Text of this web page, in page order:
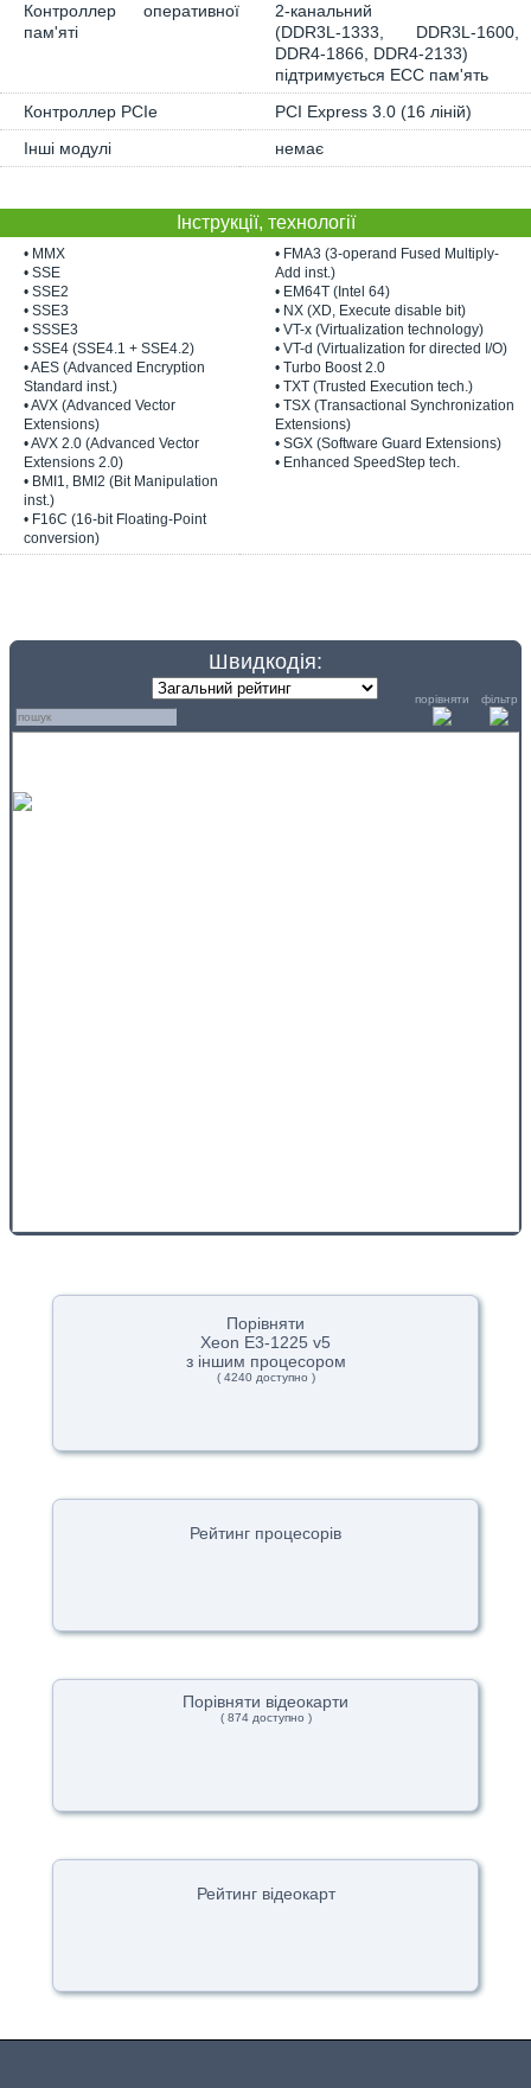
Контроллер оперативної
пам'яті
2-канальний
(DDR3L-1333, DDR3L-1600,
DDR4-1866, DDR4-2133)
підтримується ECC пам'ять
Контроллер PCIe
PCI Express 3.0 (16 ліній)
Інші модулі
немає
Інструкції, технології
• MMX
• SSE
• SSE2
• SSE3
• SSSE3
• SSE4 (SSE4.1 + SSE4.2)
• AES (Advanced Encryption
Standard inst.)
• AVX (Advanced Vector
Extensions)
• AVX 2.0 (Advanced Vector
Extensions 2.0)
• BMI1, BMI2 (Bit Manipulation
inst.)
• F16C (16-bit Floating-Point
conversion)
• FMA3 (3-operand Fused Multiply-
Add inst.)
• EM64T (Intel 64)
• NX (XD, Execute disable bit)
• VT-x (Virtualization technology)
• VT-d (Virtualization for directed I/O)
• Turbo Boost 2.0
• TXT (Trusted Execution tech.)
• TSX (Transactional Synchronization
Extensions)
• SGX (Software Guard Extensions)
• Enhanced SpeedStep tech.
Швидкодія:
порівняти фільтр
Порівняти
Xeon E3-1225 v5
з іншим процесором
( 4240 доступно )
Рейтинг процесорів
Порівняти відеокарти
( 874 доступно )
Рейтинг відеокарт